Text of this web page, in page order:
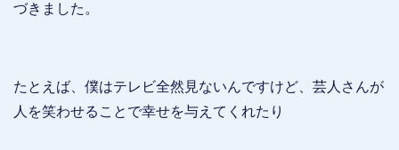
づきました。
たとえば、僕はテレビ全然見ないんですけど、芸人さんが
人を笑わせることで幸せを与えてくれたり